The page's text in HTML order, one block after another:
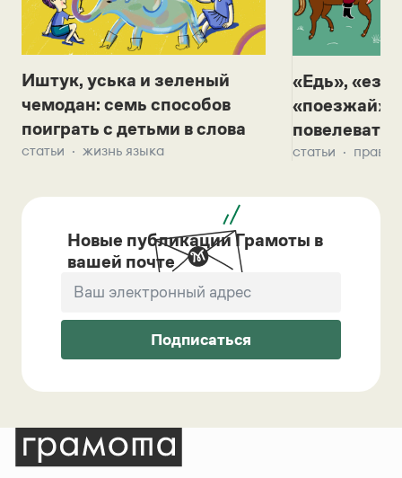
Иштук, уська и зеленый
чемодан: семь способов
поиграть с детьми в слова
статьи жизнь языка
«Едь»,
«поезжай»?
повелевать
статьи
Новые публикации Грамоты в
вашей почте
Подписаться